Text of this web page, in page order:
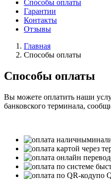
Способы оплаты
Гарантии
Контакты
Отзывы
Главная
Способы оплаты
Способы оплаты
Вы можете оплатить наши
банковского терминала,
по